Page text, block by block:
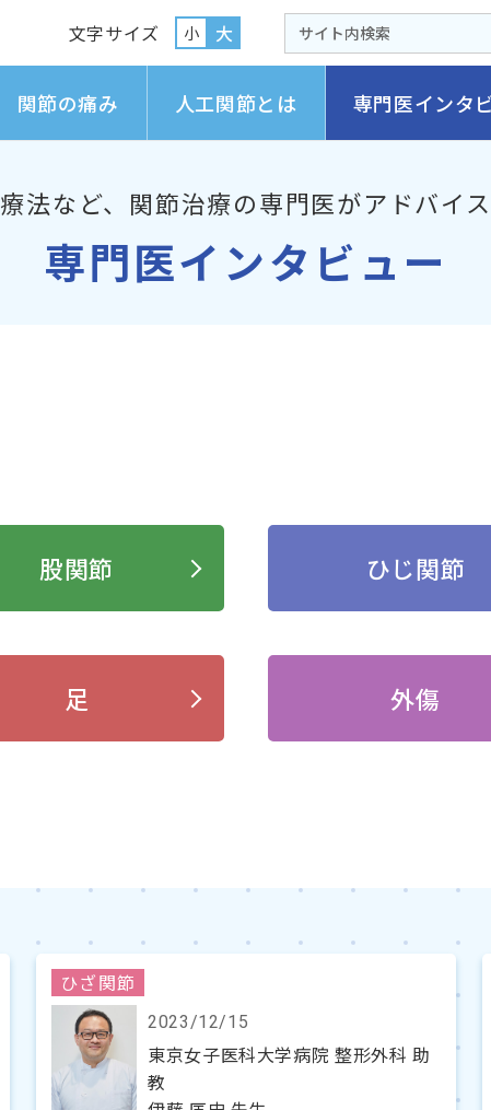
文字サイズ 小 大
関節の痛み 人工関節とは 専門医インタ
法など、 関節治療の専門医がアドバイ
専門医インタビュー
股関節 ひじ関節
足 外傷
ひざ関節
2023/12/15
東京女子医科大学病院 整形外科 助
教